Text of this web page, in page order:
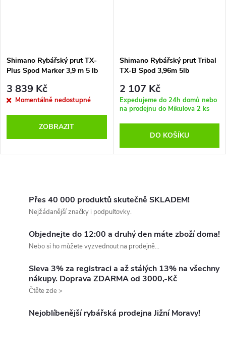
Shimano Rybářský prut TX-
Plus Spod Marker 3,9 m 5 lb
3 839 Kč
Momentálně nedostupné
ZOBRAZIT
Shimano Rybářský prut Tribal
TX-B Spod 3,96m 5lb
2 107 Kč
Expedujeme do 24h domů nebo
na prodejnu do Mikulova 2 ks
DO KOŠÍKU
Přes 40 000 produktů skutečně SKLADEM!
Nejžádanější značky i podpultovky.
Objednejte do 12:00 a druhý den máte zboží doma!
Nebo si ho můžete vyzvednout na prodejně...
Sleva 3% za registraci a až stálých 13% na všechny
nákupy. Doprava ZDARMA od 3000,-Kč
Čtěte zde >
Nejoblíbenější rybářská prodejna Jižní Moravy!